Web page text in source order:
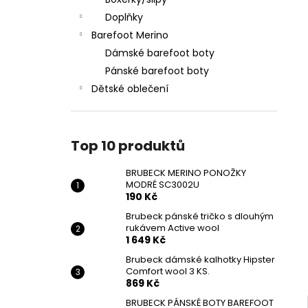
Doplňky
Barefoot Merino
Dámské barefoot boty
Pánské barefoot boty
Dětské oblečení
Top 10 produktů
BRUBECK MERINO PONOŽKY
MODRÉ SC3002U
190 Kč
Brubeck pánské tričko s dlouhým
rukávem Active wool
1 649 Kč
Brubeck dámské kalhotky Hipster
Comfort wool 3 KS.
869 Kč
BRUBECK PÁNSKÉ BOTY BAREFOOT
BRUBECK MERINO PONOŽKY MODRÉ
SC3002U
190 Kč
Původně: 209 Kč